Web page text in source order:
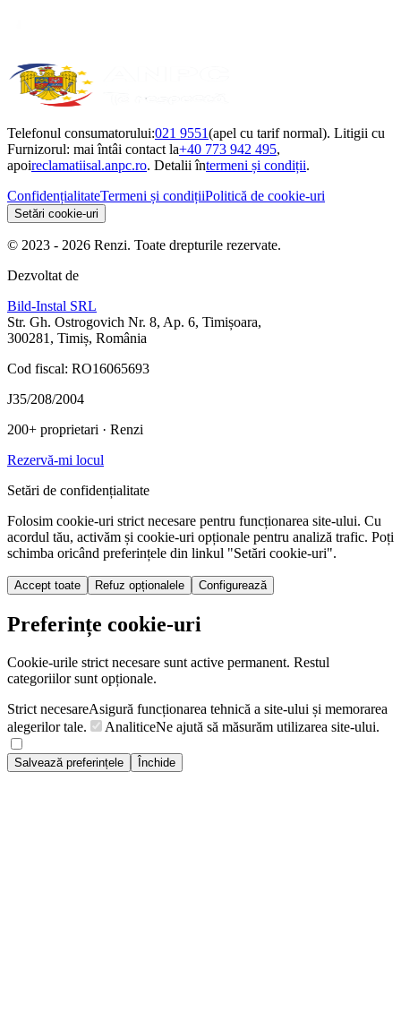
Telefonul consumatorului:021 9551(apel cu tarif normal). Litigii cu
Furnizorul: mai întâi contact la+40 773 942 495,
apoireclamatiisal.anpc.ro. Detalii întermeni și condiții.
ConfidențialitateTermeni și condițiiPolitică de cookie-uri
Setări cookie-uri
© 2023 - 2026 Renzi. Toate drepturile rezervate.
Dezvoltat de
Bild-Instal SRL
Str. Gh. Ostrogovich Nr. 8, Ap. 6, Timișoara,
300281, Timiș, România
Cod fiscal: RO16065693
J35/208/2004
200+ proprietari · Renzi
Rezervă-mi locul
Setări de confidențialitate
Folosim cookie-uri strict necesare pentru funcționarea site-ului. Cu
acordul tău, activăm și cookie-uri opționale pentru analiză trafic. Poți
schimba oricând preferințele din linkul "Setări cookie-uri".
Accept toate Refuz opționalele Configurează
Preferințe cookie-uri
Cookie-urile strict necesare sunt active permanent. Restul
categoriilor sunt opționale.
Strict necesareAsigură funcționarea tehnică a site-ului și memorarea
alegerilor tale.
AnaliticeNe ajută să măsurăm utilizarea site-ului.
Salvează preferințele Închide